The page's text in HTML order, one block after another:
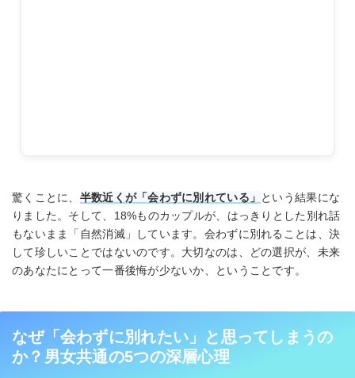
驚くことに、 半数近くが「会わずに別れている」 という結果にな
りました。そして、18%ものカップルが、はっきりとした別れ話
もないまま「自然消滅」しています。会わずに別れることは、決
して珍しいことではないのです。大切なのは、どの選択が、未来
のあなたにとって一番後悔が少ないか、ということです。
なぜ「会わずに別れたい」と思ってしまうの
か？男女共通の5つの深層心理